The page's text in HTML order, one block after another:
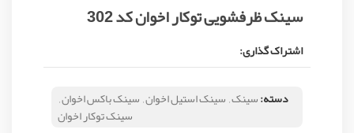
سینک ظرفشویی توکار اخوان کد 302
اشتراک گذاری:
دسته:سینک,سینک استیل اخوان,سینک باکس اخوان,
سینک توکار اخوان